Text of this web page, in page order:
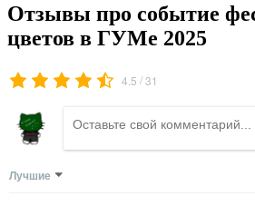
Отзывы про событие
цветов в ГУМе 2025
4.5 /31
Лучшие